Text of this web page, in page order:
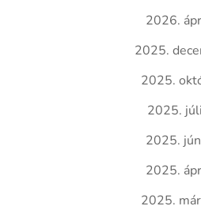
2026.
2025.
2025.
2025.
2025.
2025.
2025.